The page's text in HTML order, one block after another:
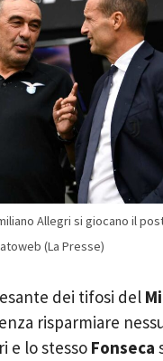
Allegri si giocano il
(La Presse)
dei tifosi del
risparmiare
e lo stesso Fonseca